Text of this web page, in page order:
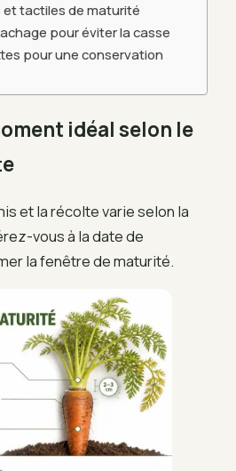
et tactiles de maturité
pour éviter la casse
pour une conservation
idéal selon le
et la récolte varie selon la
vous à la date de
la fenêtre de maturité.